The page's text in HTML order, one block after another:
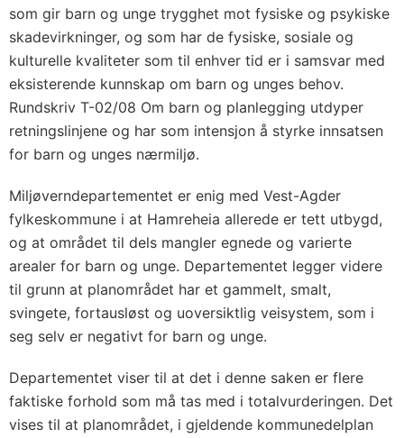
som gir barn og unge trygghet mot fysiske og psykiske
skadevirkninger, og som har de fysiske, sosiale og
kulturelle kvaliteter som til enhver tid er i samsvar med
eksisterende kunnskap om barn og unges behov.
Rundskriv T-02/08 Om barn og planlegging utdyper
retningslinjene og har som intensjon å styrke innsatsen
for barn og unges nærmiljø.
Miljøverndepartementet er enig med Vest-Agder
fylkeskommune i at Hamreheia allerede er tett utbygd,
og at området til dels mangler egnede og varierte
arealer for barn og unge. Departementet legger videre
til grunn at planområdet har et gammelt, smalt,
svingete, fortausløst og uoversiktlig veisystem, som i
seg selv er negativt for barn og unge.
Departementet viser til at det i denne saken er flere
faktiske forhold som må tas med i totalvurderingen. Det
vises til at planområdet, i gjeldende kommunedelplan